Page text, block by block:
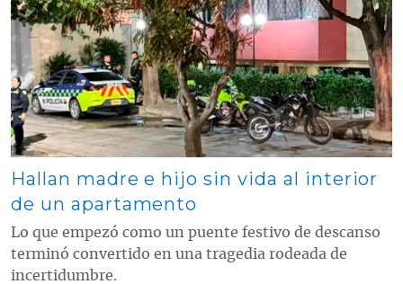
Hallan madre e hijo sin vida al interior
de un apartamento
Lo que empezó como un puente festivo de descanso
terminó convertido en una tragedia rodeada de
incertidumbre.